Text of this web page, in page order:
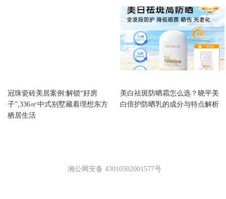
冠珠瓷砖美居案例:解锁“好房
子”,336㎡中式别墅藏着理想东方
栖居生活
美白祛斑防晒霜怎么选？晓平美
白倍护防晒乳的成分与特点解析
湘公网安备 43010502001577号